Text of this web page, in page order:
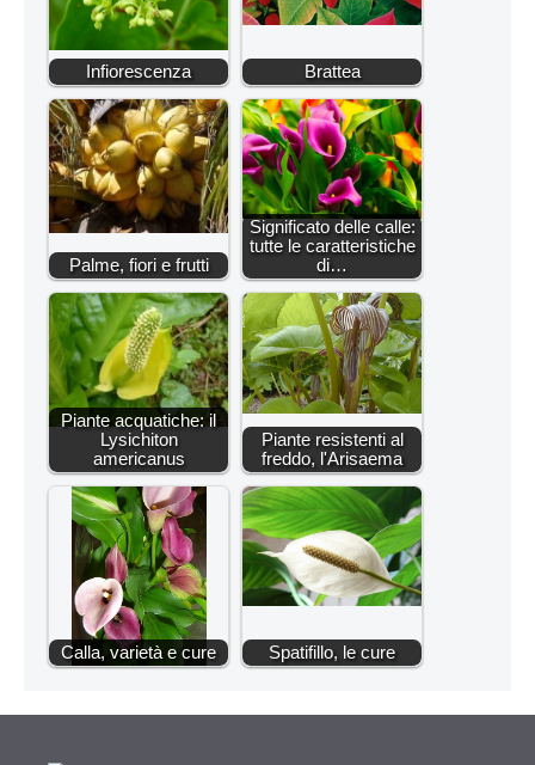
Infiorescenza Brattea
Palme, fiori e frutti
Significato delle calle:
tutte le caratteristiche
di…
Piante acquatiche: il
Lysichiton
americanus
Piante resistenti al
freddo, l'Arisaema
Calla, varietà e cure Spatifillo, le cure